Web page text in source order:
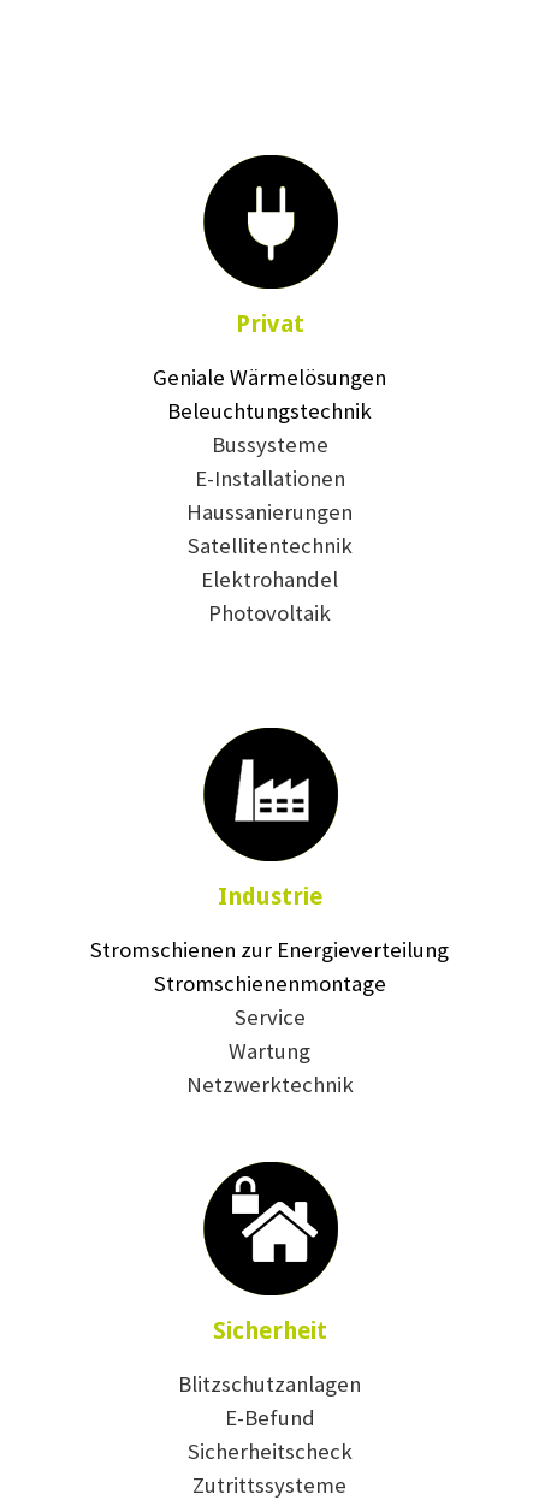
Privat
Geniale Wärmelösungen
Beleuchtungstechnik
Bussysteme
E-Installationen
Haussanierungen
Satellitentechnik
Elektrohandel
Photovoltaik
Industrie
Stromschienen zur Energieverteilung
Stromschienenmontage
Service
Wartung
Netzwerktechnik
Sicherheit
Blitzschutzanlagen
E-Befund
Sicherheitscheck
Zutrittssysteme